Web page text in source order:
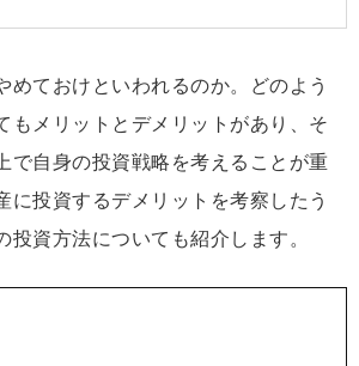
めておけといわれるのか。どのよう
もメリットとデメリットがあり、そ
で自身の投資戦略を考えることが重
に投資するデメリットを考察したう
投資方法についても紹介します。